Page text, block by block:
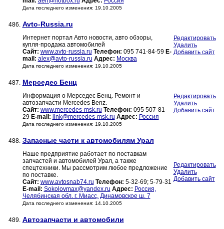
Дата последнего изменения: 19.10.2005
486. Avto-Russia.ru
Интернет портал Авто новости, авто обзоры,
купля-продажа автомобилей
Сайт: www.avto-russia.ru Телефон: 095 741-84-59 E-
mail: alex@avto-russia.ru Адрес: Москва
Дата последнего изменения: 19.10.2005
Редактировать
Удалить
Добавить сайт
487. Мерседес Бенц
Информация о Мерседес Бенц. Ремонт и
автозапчасти Mercedes Benz.
Сайт: www.mercedes-msk.ru Телефон: 095 507-81-
29 E-mail: link@mercedes-msk.ru Адрес: Россия
Дата последнего изменения: 19.10.2005
Редактировать
Удалить
Добавить сайт
488. Запасные части к автомобилям Урал
Наше предприятие работает по поставкам
запчастей и автомобилей Урал, а также
спецтехники. Мы рассмотрим любое предложение
по поставке.
Сайт: www.avtosnab74.ru Телефон: 5-32-69; 5-79-31
E-mail: Sokolovmax@yandex.ru Адрес: Россия,
Челябинская обл. г. Миасс, Динамовское ш. 7
Дата последнего изменения: 14.10.2005
Редактировать
Удалить
Добавить сайт
489. Автозапчасти и автомобили